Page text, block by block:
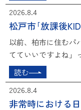
2026.8.4
松戸市｢放課後
以前、柏市に住むパ
てていいですよね」
読む
2026.8.4
非常時における